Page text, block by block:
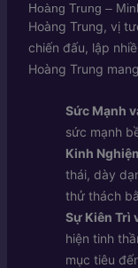
Hoàng Trung –
Hoàng Trung, vị
chiến đấu, lập
Hoàng Trung
Sức Mạnh
sức mạnh
Kinh
thái, dày
thử thách
Sự Kiên Trì
hiện tinh
mục tiêu